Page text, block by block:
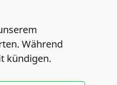
Während
kündigen.